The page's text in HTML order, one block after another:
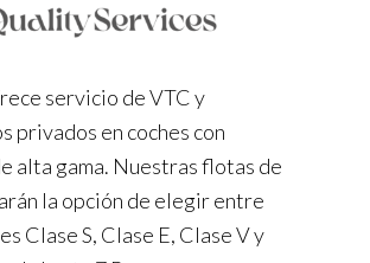
servicio de VTC y
privados en coches con
alta gama. Nuestras flotas de
la opción de elegir entre
Clase S, Clase E, Clase V y